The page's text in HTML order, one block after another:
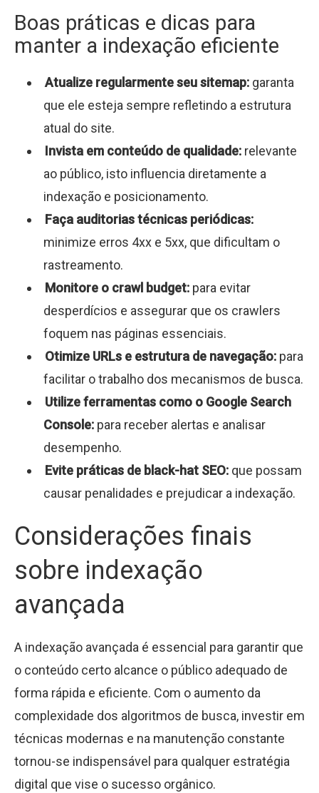
Boas práticas e dicas para
manter a indexação eficiente
Atualize regularmente seu sitemap: garanta
que ele esteja sempre refletindo a estrutura
atual do site.
Invista em conteúdo de qualidade: relevante
ao público, isto influencia diretamente a
indexação e posicionamento.
Faça auditorias técnicas periódicas:
minimize erros 4xx e 5xx, que dificultam o
rastreamento.
Monitore o crawl budget: para evitar
desperdícios e assegurar que os crawlers
foquem nas páginas essenciais.
Otimize URLs e estrutura de navegação: para
facilitar o trabalho dos mecanismos de busca.
Utilize ferramentas como o Google Search
Console: para receber alertas e analisar
desempenho.
Evite práticas de black-hat SEO: que possam
causar penalidades e prejudicar a indexação.
Considerações finais
sobre indexação
avançada
A indexação avançada é essencial para garantir que
o conteúdo certo alcance o público adequado de
forma rápida e eficiente. Com o aumento da
complexidade dos algoritmos de busca, investir em
técnicas modernas e na manutenção constante
tornou-se indispensável para qualquer estratégia
digital que vise o sucesso orgânico.